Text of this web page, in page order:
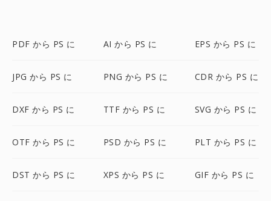
PDF から PS に AI から PS に EPS から PS に
JPG から PS に PNG から PS に CDR から PS に
DXF から PS に TTF から PS に SVG から PS に
OTF から PS に PSD から PS に PLT から PS に
DST から PS に XPS から PS に GIF から PS に